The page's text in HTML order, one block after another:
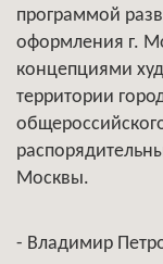
программой
оформления г.
концепциями
территории
Москвы.
- Владимир